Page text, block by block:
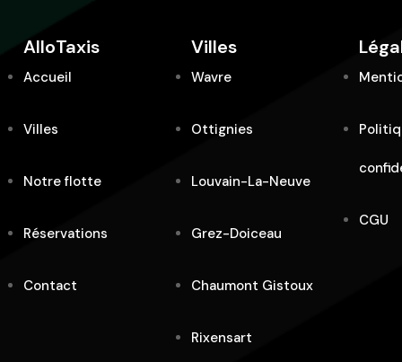
AlloTaxis
Accueil
Villes
Notre flotte
Réservations
Contact
Villes
Wavre
Ottignies
Louvain-La-Neuve
Grez-Doiceau
Chaumont Gistoux
Rixensart
CGU